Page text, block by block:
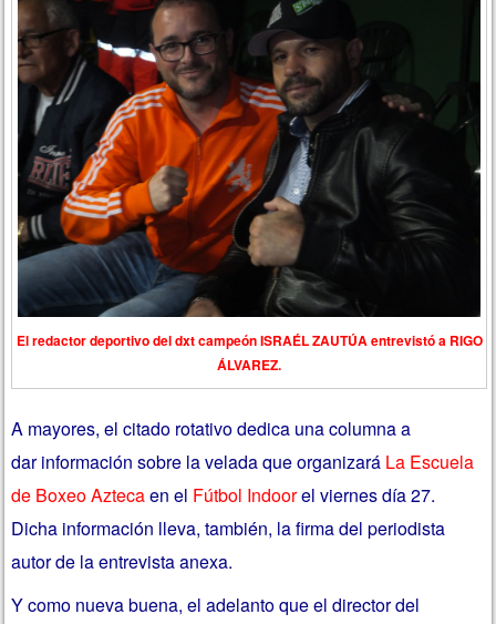
El redactor deportivo del dxt campeón ISRAÉL ZAUTÚA entrevistó a RIGO
ÁLVAREZ.
A mayores, el citado rotativo dedica una columna a
dar información sobre la velada que organizará La Escuela
de Boxeo Aztecaen el Fútbol Indoorel viernes día 27.
Dicha información lleva, también, la firma del periodista
autor de la entrevista anexa.
Y como nueva buena, el adelanto que el director del